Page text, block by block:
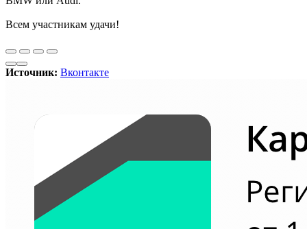
Всем участникам удачи!
Источник: Вконтакте